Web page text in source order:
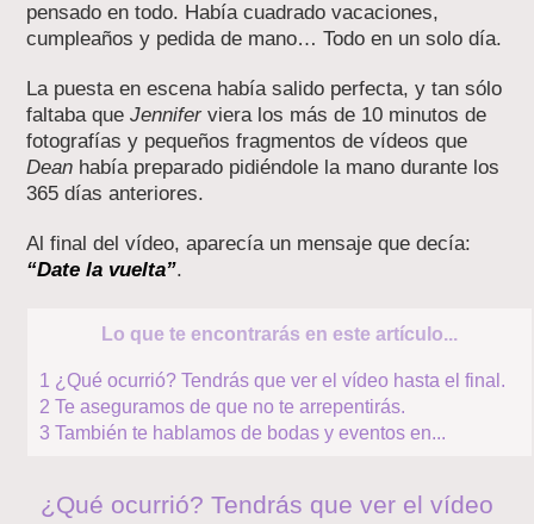
pensado en todo. Había cuadrado vacaciones,
cumpleaños y pedida de mano… Todo en un solo día.
La puesta en escena había salido perfecta, y tan sólo
faltaba queJennifer viera los más de 10 minutos de
fotografías y pequeños fragmentos de vídeos que
Dean había preparado pidiéndole la mano durante los
365 días anteriores.
Al final del vídeo, aparecía un mensaje que decía:
“Date la vuelta”.
Lo que te encontrarás en este artículo...
1 ¿Qué ocurrió? Tendrás que ver el vídeo hasta el final.
2 Te aseguramos de que no te arrepentirás.
3 También te hablamos de bodas y eventos en...
¿Qué ocurrió? Tendrás que ver el vídeo